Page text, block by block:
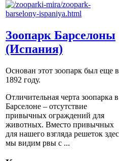
Зоопарк Барселоны
(Испания)
Основан этот зоопарк был еще в
1892 году.
Отличительная черта зоопарка в
Барселоне – отсутствие
привычных ограждений для
животных. Вместо привычных
для нашего взгляда решеток
мы видим рвы с ...